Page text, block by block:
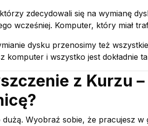
zdecydowali się na wymianę
wcześniej. Komputer, który miał
dysku przenosimy też
komputer i wszystko jest dokładnie
z Kurzu
dużą. Wyobraź sobie, że pracujesz